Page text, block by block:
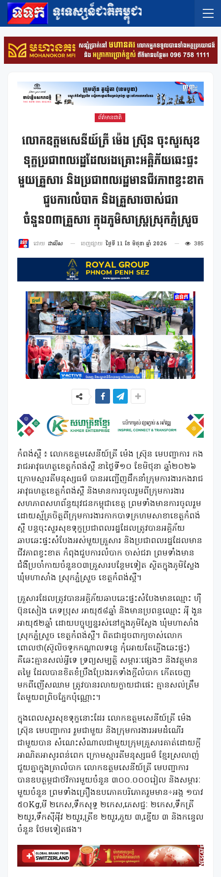
ព័ត៌មានជាតិ
លោកឧត្តម​សេនីយ៍​ត្រី​​​ ម៉េ​ង​​​​ ស្រ៊ុន​​​ ចុះសួរសុខ
ទុក្ខ​ប្រជាពលរដ្ឋដែលរងគ្រោះអគ្គិភ័យឆេះផ្ទះ
មួយគ្រួសារ និង​ប្រជាពល​រដ្ឋ​មាន​ជីវភាព​ខ្វះខាត
ជួបការ​លំបាក​ និងគ្រួសារចាស់ជរា
ចំនួន០៣គ្រួសារ ក្នុងភូមិសាស្ត្រស្រុកភ្នំស្រួច
ដោយ ដាលីស ចេញផ្សាយ ថ្ងៃទី 11 ខែ មិថុនា ឆ្នាំ 2026 385
កំពង់ស្ពឺ ៖ លោក​ឧត្តមសេនីយ៍ត្រី ម៉េ​ង​​ ស្រ៊ុន​​​ មេបញ្ជាការ​​​ កង
រាជអាវុធហត្ថខេត្តកំពង់ស្ពឺ​ នាថ្ងៃទី១០ ខែមិថុនា ឆ្នាំ២០២៦
ក្រោម​ស្មារតី​មនុស្សធម៏​ បានអញ្ជើញដឹកនាំក្រុមការងារ​កងរាជ
អាវុធហត្ថខេត្ត​កំពង់ស្ពឺ និងមានការចូលរួមពីក្រុមការងារ
សហភាពសហព័ន្ធយុវជនកម្ពុជាខេត្ត ព្រមទាំងមានការចូលរួម
ដោយស្ម័គ្រចិត្តពីក្រុមការងារកាកបាទក្រហមសាខាខេត្តកំពង់
ស្ពឺ បន្តចុះសួរសុខទុក្ខប្រជាពលរដ្ឋ​ដែល​ត្រូវបាន​អគ្គិភ័យ​
ឆាបឆេះផ្ទះសំបែងអស់មួយគ្រួសារ និង​ប្រជាពល​រដ្ឋ​ដែលមាន
ជីវភាពខ្វះខាត កំពុងជួបការលំបាក​ ចាស់ជរា​ ព្រមទាំងមាន
ជំងឺប្រចាំកាយចំនួន០៣គ្រួសារ​​បន្ថែមទៀត ស្ថិតក្នុង​ភូមិស្លែង
ឃុំមហាសាំង ស្រុកភ្នំស្រួច ខេត្តកំពង់ស្ពឺ។
គ្រួសារដែលត្រូវបាន​អគ្គិភ័យ​ឆាបឆេះ​ផ្ទះសំបែងមានឈ្មោះ ហ៉ឺ
ប៊ុនសៀង ​ភេទប្រុស អាយុ៥៨ឆ្នាំ​ និងមានប្រពន្ធឈ្មោះ អ៉ី ងួន
អាយុ៥២ឆ្នាំ ដោយ​បច្ចុប្បន្ន​រស់នៅក្នុងភូមិស្លែង ឃុំមហាសាំង
ស្រុកភ្នំស្រួច ខេត្តកំពង់ស្ពឺ។ ពិតជាដូចពាក្យចាស់លោក
ពោលថា(ស៊ូលិចទូកកណ្តាលទន្លេ កុំអោយតែភ្លើងឆេះផ្ទះ)
គឺឆេះគ្មានសល់អ្វីទេ ទ្រព្យ​សម្បត្តិ​​​ សម្ភារៈ​ផ្សេង​ៗ​ និង​វត្ថុ​មាន
តម្លៃ​ ដែលបានខិតខំប្រឹងប្រែងរកទាំងក្តីលំបាក កើតចេញ
មកពី​ញើសឈាម ត្រូវបានរលាយក្លាយជាផេះ គ្មានសល់ត្រឹម
តែមួយពព្រិចភ្នែកប៉ុណ្ណោះ។
ក្នុង​ពេល​សួរ​សុខទុក្ខ​នោះដែរ​ លោកឧត្តម​សេនីយ៍​ត្រី​​​ ម៉េ​ង​​​
ស្រ៊ុន​​​ មេបញ្ជាការ​​​ រួមជាមួយ និងក្រុមការងារអមដំណើរ
ជាមួយបាន សំណេះសំណាល​ជាមួយក្រុមគ្រួសារ​គាត់ដោយក្តី
អាណិតអាសូរពន់ពេក ក្រោមស្មារតីមនុស្សធម៏ ខ្មែរ​ស្រលាញ់​
ជួយគ្នា​ក្នុង​គ្រាលំបាក​ លោកឧត្តម​សេនីយ៍​ត្រី​​​ មេបញ្ជាការ​
បាន​ឧបត្ថម្ភ​ជា​ថវិការ​មួយចំនួន​​ ៣០០.០០០រៀល និង​សម្ភារៈ​
មួយចំនួន​ ព្រមទាំង​គ្រឿង​ឧបភោគ​បរិភោគ​រួមមាន÷អង្ក ១បាវ
៥០Kg,មី ២កេស,ទឹកសុទ្ធ ២កេស,ភេសជ្ជៈ ២កេស,ទឹកត្រី
២យួរ,ទឹកស៉ីអ៉ីវ ២យួរ,ត្រីខ ២យួរ,ភួយ ៣,ខ្នើយ ៣ និងកន្ទេល
ចំនួន ថែមទៀត​ផង។